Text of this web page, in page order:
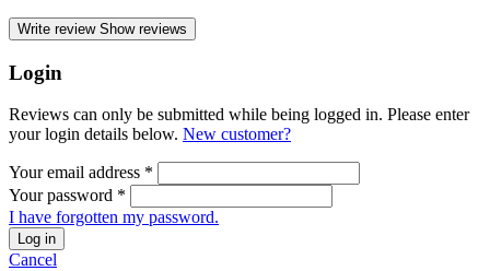
Write review Show reviews
Login
Reviews can only be submitted while being logged in. Please enter
your login details below. New customer?
Your email address *
Your password *
I have forgotten my password.
Log in
Cancel